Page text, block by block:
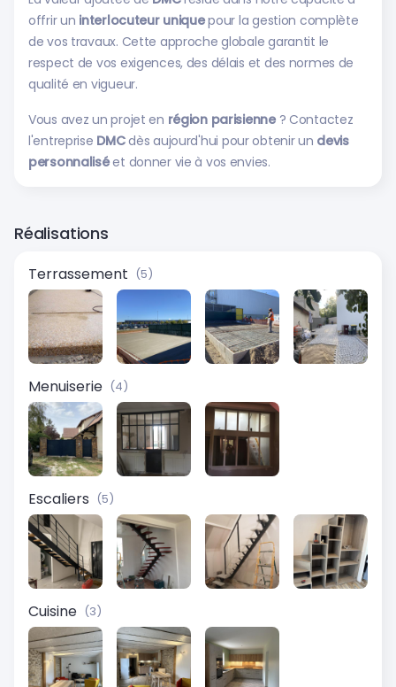
offrir un interlocuteur uniquepour la gestion complète
de vos travaux. Cette approche globale garantit le
respect de vos exigences, des délais et des normes de
qualité en vigueur.
Vous avez un projet en région parisienne? Contactez
l'entreprise DMCdès aujourd'hui pour obtenir un devis
personnaliséet donner vie à vos envies.
Réalisations
Terrassement (5)
Menuiserie (4)
Escaliers (5)
Cuisine (3)